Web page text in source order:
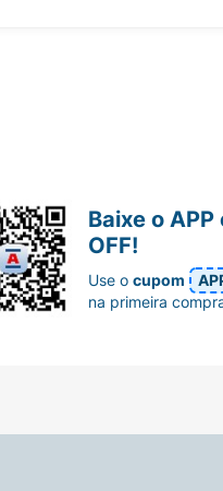
Baixe o APP
OFF!
Use ocupom
na primeira